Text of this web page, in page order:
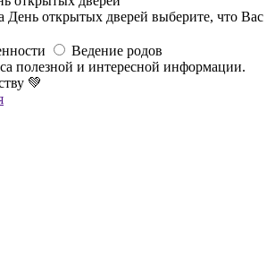
День открытых дверей выберите, что Вас
Ведение родов
полезной и интересной информации.
💚